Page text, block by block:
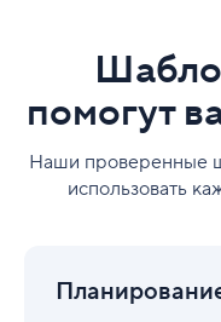
помогут
Наши проверенные
использовать
проекта